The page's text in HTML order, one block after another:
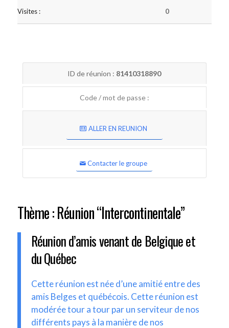
Visites : 0
ID de réunion : 81410318890
Code / mot de passe :
ALLER EN REUNION
Contacter le groupe
Thème : Réunion “Intercontinentale”
Réunion d’amis venant de Belgique et
du Québec
Cette réunion est née d’une amitié entre des
amis Belges et québécois. Cette réunion est
modérée tour a tour par un serviteur de nos
différents pays à la manière de nos